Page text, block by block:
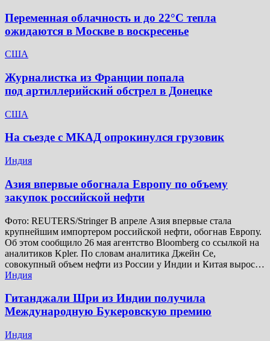
Переменная облачность и до 22°C тепла
ожидаются в Москве в воскресенье
США
Журналистка из Франции попала
под артиллерийский обстрел в Донецке
США
На съезде с МКАД опрокинулся грузовик
Индия
Азия впервые обогнала Европу по объему
закупок российской нефти
Фото: REUTERS/Stringer В апреле Азия впервые стала
крупнейшим импортером российской нефти, обогнав Европу.
Об этом сообщило 26 мая агентство Bloomberg со ссылкой на
аналитиков Kpler. По словам аналитика Джейн Се,
совокупный объем нефти из России у Индии и Китая вырос…
Индия
Гитанджали Шри из Индии получила
Международную Букеровскую премию
Индия